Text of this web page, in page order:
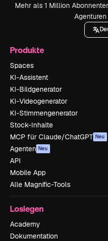
Mehr als 1 Million
Produkte
Spaces
KI-Assistent
KI-Bildgenerator
KI-Videogenerator
KI-Stimmengenerator
Stock-Inhalte
MCP für Claude/ChatGPT Neu
Agenten Neu
API
Mobile App
Alle Magnific-Tools
Loslegen
Academy
Dokumentation